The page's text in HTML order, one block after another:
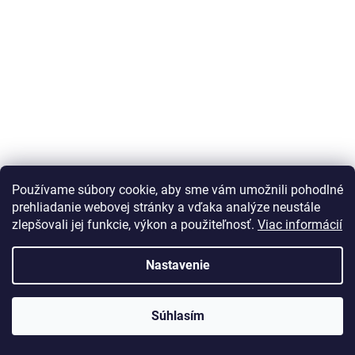
Používame súbory cookie, aby sme vám umožnili pohodlné
prehliadanie webovej stránky a vďaka analýze neustále
zlepšovali jej funkcie, výkon a použiteľnosť. Viac informácií
Nastavenie
Súhlasím
Obchodné podmienky
Odstúpenie od zmluvy
Reklamačný poriadok
Moja objednávka